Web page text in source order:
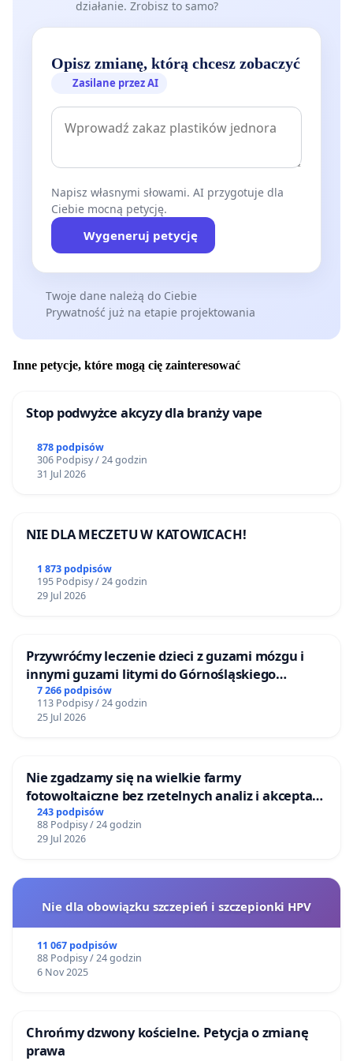
Pozdrawiam
działanie. Zrobisz to samo?
Opisz zmianę, którą chcesz zobaczyć
Zasilane przez AI
Napisz własnymi słowami. AI przygotuje dla
Ciebie mocną petycję.
Wygeneruj petycję
Twoje dane należą do Ciebie
Prywatność już na etapie projektowania
Inne petycje, które mogą cię zainteresować
Stop podwyżce akcyzy dla branży vape
878 podpisów
306 Podpisy / 24 godzin
31 Jul 2026
NIE DLA MECZETU W KATOWICACH!
1 873 podpisów
195 Podpisy / 24 godzin
29 Jul 2026
Przywróćmy leczenie dzieci z guzami mózgu i
innymi guzami litymi do Górnośląskiego
Centrum Zdrowia Dziecka w Katowicach
7 266 podpisów
113 Podpisy / 24 godzin
25 Jul 2026
Nie zgadzamy się na wielkie farmy
fotowoltaiczne bez rzetelnych analiz i akceptacji
mieszkańców
243 podpisów
88 Podpisy / 24 godzin
29 Jul 2026
Nie dla obowiązku szczepień i szczepionki HPV
11 067 podpisów
88 Podpisy / 24 godzin
6 Nov 2025
Chrońmy dzwony kościelne. Petycja o zmianę
prawa